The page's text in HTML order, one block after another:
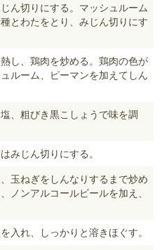
ん切りにする。マッシュルーム
とわたをとり、みじん切りにす
し、鶏肉を炒める。鶏肉の色が
ルーム、ピーマンを加えてしん
、粗びき黒こしょうで味を調
みじん切りにする。
玉ねぎをしんなりするまで炒め
ノンアルコールビールを加え、
入れ、しっかりと溶きほぐす。